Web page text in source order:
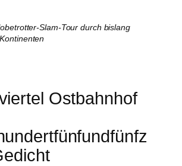
Slam-Tour durch bislang
Ostbahnhof